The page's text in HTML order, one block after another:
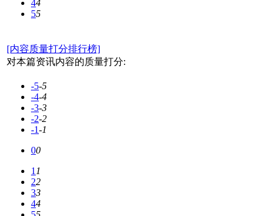
44
55
[内容质量打分排行榜]
对本篇资讯内容的质量打分:
-5-5
-4-4
-3-3
-2-2
-1-1
00
11
22
33
44